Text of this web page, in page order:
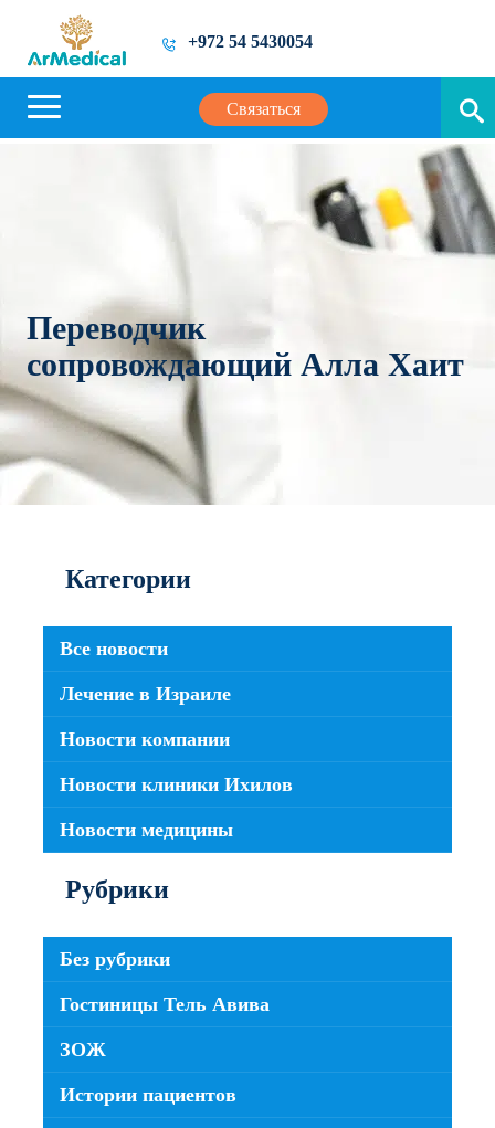
+972 54 5430054
Связаться
Переводчик
сопровождающий Алла Хаит
Категории
Все новости
Лечение в Израиле
Новости компании
Новости клиники Ихилов
Новости медицины
Рубрики
Без рубрики
Гостиницы Тель Авива
ЗОЖ
Истории пациентов